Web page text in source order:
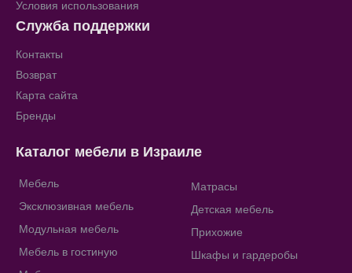
Условия использования
Служба поддержки
Контакты
Возврат
Карта сайта
Бренды
Каталог мебели в Израиле
Мебель
Эксклюзивная мебель
Модульная мебель
Мебель в гостиную
Матрасы
Детская мебель
Прихожие
Шкафы и гардеробы